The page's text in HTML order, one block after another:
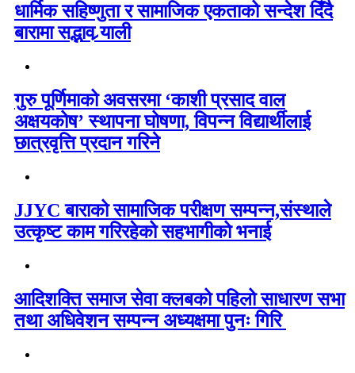
धार्मिक सहिष्णुता र सामाजिक एकताको सन्देश दिँदै
बारामा सद्भाव र्‍याली
गुरु पूर्णिमाको अवसरमा ‘काशी प्रसाद वाल
अक्षयकोष’ स्थापना घोषणा, विपन्न विद्यार्थीलाई
छात्रवृत्ति प्रदान गरिने
JJYC बाराको सामाजिक परीक्षण सम्पन्न,संस्थाले
उत्कृष्ट काम गरिरहेको सहभागीको भनाई
आदिशक्ति समाज सेवा क्लबको पहिलो साधारण सभा
तथा अधिवेशन सम्पन्न अध्यक्षमा पुनः गिरि